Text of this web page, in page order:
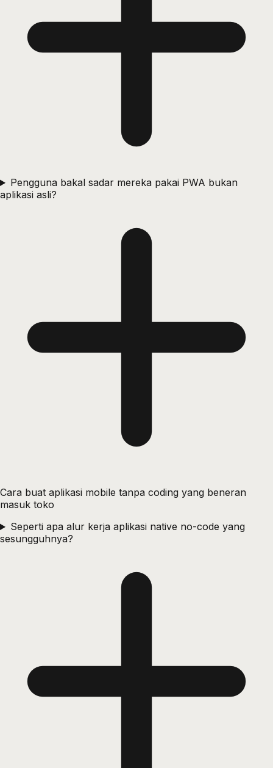
Pengguna bakal sadar mereka pakai PWA bukan
aplikasi asli?
Cara buat aplikasi mobile tanpa coding yang beneran
masuk toko
Seperti apa alur kerja aplikasi native no-code yang
sesungguhnya?